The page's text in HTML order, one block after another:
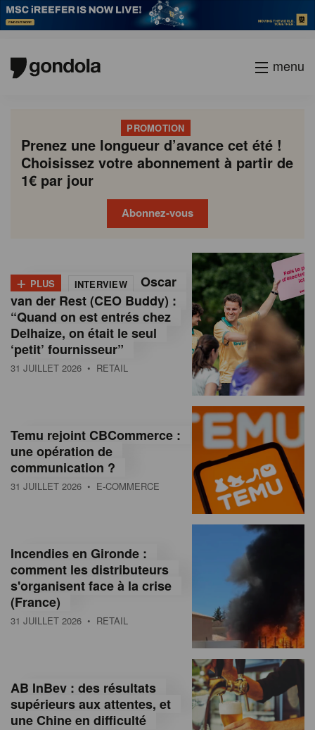
menu
PROMOTION
Prenez une longueur d’avance cet été !
Choisissez votre abonnement à partir de
1€ par jour
Abonnez-vous
o
n
d
o
M
a
g
n
e
n
+ PLUS INTERVIEW
Oscar
van der Rest (CEO Buddy) :
“Quand on est entrés chez
Delhaize, on était le seul
‘petit’ fournisseur”
31 JUILLET 2026 • RETAIL
Temu rejoint CBCommerce :
une opération de
communication ?
31 JUILLET 2026 • E-COMMERCE
Incendies en Gironde :
comment les distributeurs
s'organisent face à la crise
(France)
31 JUILLET 2026 • RETAIL
AB InBev : des résultats
supérieurs aux attentes, et
une Chine en difficulté